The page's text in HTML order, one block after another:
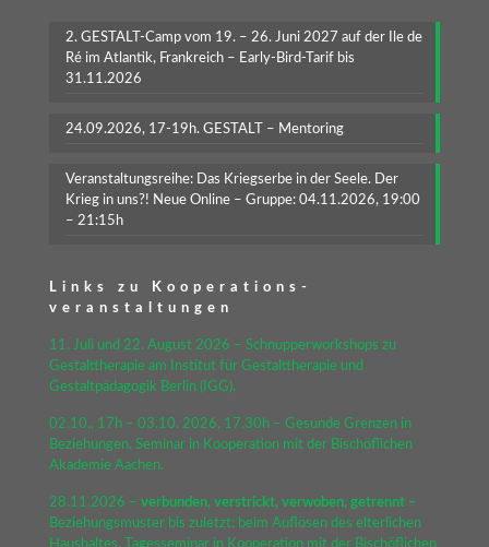
2. GESTALT-Camp vom 19. – 26. Juni 2027 auf der Ile de
Ré im Atlantik, Frankreich – Early-Bird-Tarif bis
31.11.2026
24.09.2026, 17-19h. GESTALT – Mentoring
Veranstaltungsreihe: Das Kriegserbe in der Seele. Der
Krieg in uns?! Neue Online – Gruppe: 04.11.2026, 19:00
– 21:15h
Links zu Kooperations-
veranstaltungen
11. Juli und 22. August 2026 – Schnupperworkshops zu
Gestalttherapie am Institut für Gestalttherapie und
Gestaltpädagogik Berlin (IGG).
02.10., 17h – 03.10. 2026, 17.30h – Gesunde Grenzen in
Beziehungen, Seminar in Kooperation mit der Bischöflichen
Akademie Aachen.
28.11.2026 – verbunden, verstrickt, verwoben, getrennt –
Beziehungsmuster bis zuletzt: beim Auflösen des elterlichen